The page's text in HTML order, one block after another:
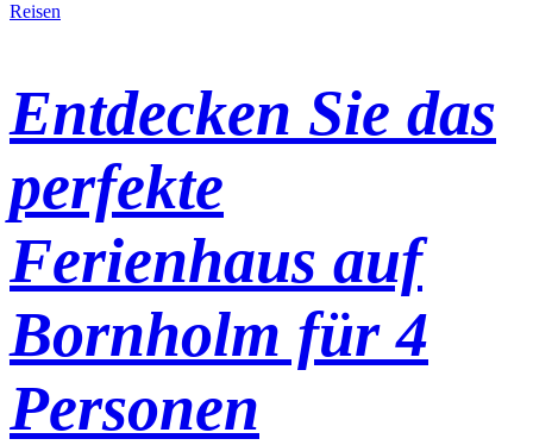
Reisen
Entdecken Sie das
perfekte
Ferienhaus auf
Bornholm für 4
Personen